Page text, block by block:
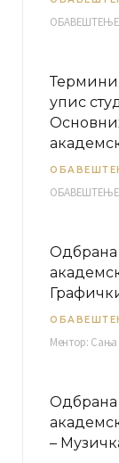
Термини
упис
Одбрана
Одбрана
–